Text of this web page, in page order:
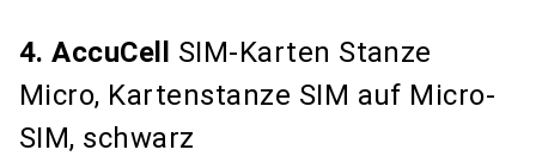
4. AccuCell
SIM-Karten Stanze
Micro, Kartenstanze SIM auf Micro-
SIM, schwarz